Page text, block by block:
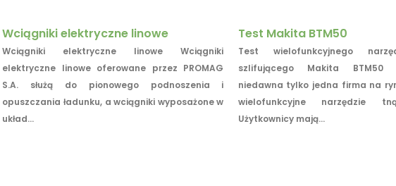
Wciągniki elektryczne linowe
Wciągniki elektryczne linowe Wciągniki
elektryczne linowe oferowane przez PROMAG
S.A. służą do pionowego podnoszenia i
opuszczania ładunku, a wciągniki wyposażone w
układ...
Test Makita BTM50
Test wielofunkcyjnego
szlifującego Makita BTM50
niedawna tylko jedna firma na
wielofunkcyjne narzędzie
Użytkownicy mają...